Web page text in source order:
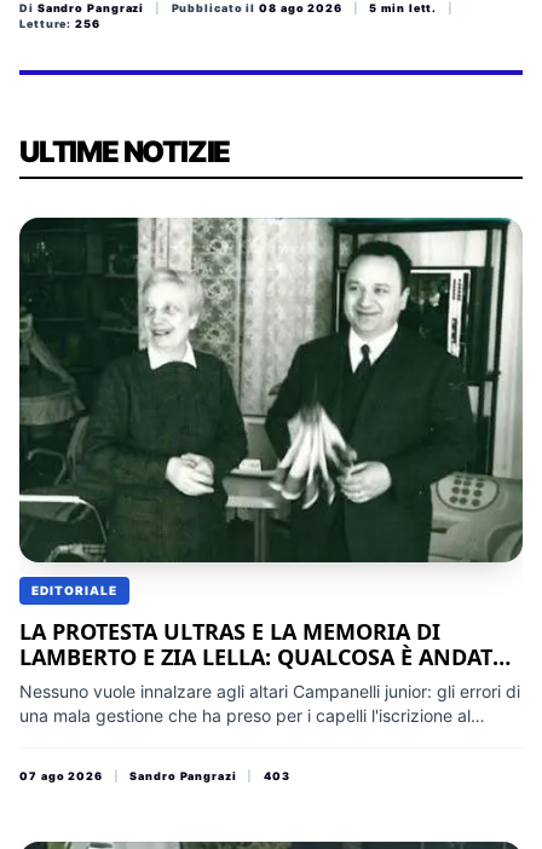
Di Sandro Pangrazi Pubblicato il 08 ago 2026 5 min lett.
Letture: 256
ULTIME NOTIZIE
EDITORIALE
LA PROTESTA ULTRAS E LA MEMORIA DI
LAMBERTO E ZIA LELLA: QUALCOSA È ANDATO
STORTO
Nessuno vuole innalzare agli altari Campanelli junior: gli errori di
una mala gestione che ha preso per i capelli l'iscrizione al
casato: il ricordo di quanto la dinastia ha avuto e dato, in
07 ago 2026 Sandro Pangrazi 403